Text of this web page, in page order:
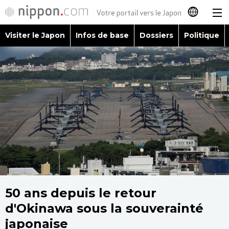
日本語
English
简体字
繁體字
Español
العربية
Visiter le Japon
Infos de base
Dossiers
Économie
Visiter le Japon Infos de base Dossiers Politique
50 ans depuis le retour
d'Okinawa sous la souverainté
japonaise